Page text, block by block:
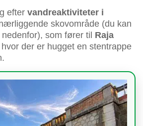
efter vandreaktiviteter i
skovområde (du kan
som fører til Raja
der er hugget en stentrappe